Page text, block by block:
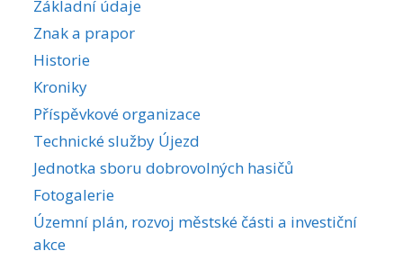
Základní údaje
Znak a prapor
Historie
Kroniky
Příspěvkové organizace
Technické služby Újezd
Jednotka sboru dobrovolných hasičů
Fotogalerie
Územní plán, rozvoj městské části a investiční
akce